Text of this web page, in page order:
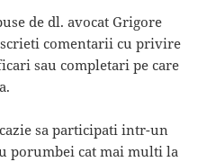
de dl. avocat Grigore
comentarii cu privire
sau completari pe care
sa participati intr-un
porumbei cat mai multi la